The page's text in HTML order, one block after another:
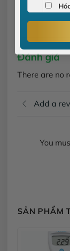
Đánh giá
There are no
Add a
You
SẢN PHẨM